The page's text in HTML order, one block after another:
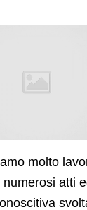
molto
numerosi atti